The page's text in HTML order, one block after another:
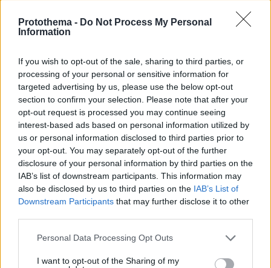
Protothema - Do Not Process My Personal
Information
If you wish to opt-out of the sale, sharing to third parties, or
processing of your personal or sensitive information for
targeted advertising by us, please use the below opt-out
section to confirm your selection. Please note that after your
opt-out request is processed you may continue seeing
interest-based ads based on personal information utilized by
us or personal information disclosed to third parties prior to
your opt-out. You may separately opt-out of the further
disclosure of your personal information by third parties on the
IAB’s list of downstream participants. This information may
also be disclosed by us to third parties on the IAB’s List of
Downstream Participants that may further disclose it to other
Please note that this website/app uses one or more Google
not limited to your visit or usage behaviour. You may click to
Personal Data Processing Opt Outs
I want to opt-out of the Sharing of my
Θρήνος για τον Μέσι: Πέθανε στα 68 του χρόνια ο
πατέρας του, Χόρχε - Υπήρξε ο μέντορας και
ατζέντης του μέχρι την τελευταία στιγμή
08.08.2026, 16:05
Τι έγραφαν οι ξένοι ανταποκριτές σε
τηλεγραφήματά τους από τη Μικρά
Ασία το 1921
08.08.2026, 10:26 71
Σε 57χρονη γυναίκα ανήκει η σορός